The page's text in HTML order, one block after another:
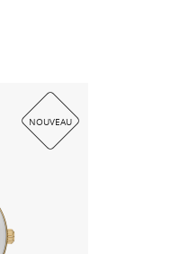
NOUVEAU